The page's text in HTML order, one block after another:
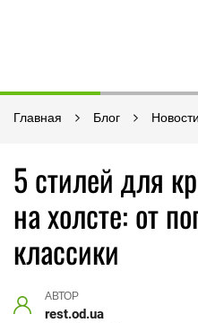
Главная Блог Новости
5 стилей для
на холсте: от
классики
АВТОР
rest.od.ua